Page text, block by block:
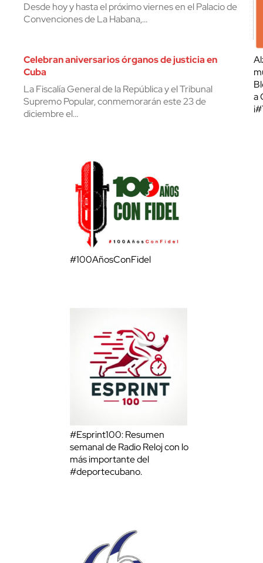
Desde hoy y hasta el próximo viernes en el Palacio de
Convenciones de La Habana,…
Celebran aniversarios órganos de justicia en
Cuba
La Fiscalía General de la República y el Tribunal
Supremo Popular, conmemorarán este 23 de
diciembre el…
a
#100AñosConFidel
#Esprint100: Resumen
semanal de Radio Reloj con lo
más importante del
#deportecubano.